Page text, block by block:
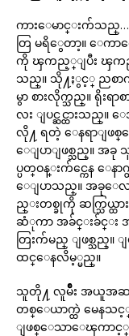
ကားေမာင္းက်သည္
တြ မရိွေတာ့။ ေကာ
ကို ၾကည့္ျပီး ၾကည္
သည္။ သို႔ႏွင့္ ညစာ
မွာ စားလိုက္သည္။ ရိုးရာ
လး ျပင္ဆင္ထားသည္
လို႔ ရတဲ့ ေနရာျဖစ္
ေျပာျဖစ္သည္။ အ
ပ္ပတ္ဝန္းက်င္ကေန ေန
ေျပာသည္။ အခုေလ
ည္းတစ္ခုကို ဆက္သြယ္ထ
ဆံုကာ အခ်င္းခ်င္း
တြးက်မည္ ျဖစ္သည္။ ျမ
ထင္ေနလိမ့္မည္။
သူတို႔ လူမ်ဳိး အယူအဆ
တစ္ေယာက္ထဲ မေနသ
ျဖစ္ေသာေၾကာင့္